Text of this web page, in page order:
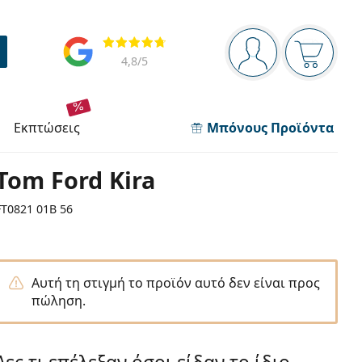
Πίνακας πλοήγησης
Είστε
Το
Αξιολογήσεις
4,8/5
εκπτώσεις Μπόνους Προϊόντα
Ford Kira
01B 56
Αυτή τη στιγμή το προϊόν αυτό δεν είναι προς
πώληση.